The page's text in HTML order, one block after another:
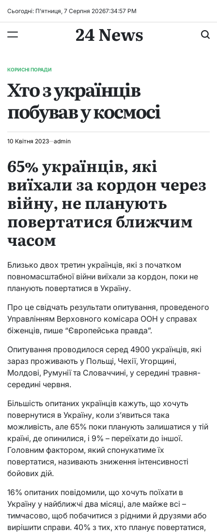
Сьогодні: П’ятниця, 7 Серпня 20267:34:58 PM
24 News
ОПУБЛІКУВАТИ
КОРИСНІ ПОРАДИ
Хто з українців
побував у космосі
10 Квітня 2023 admin
65% українців, які
виїхали за кордон через
війну, не планують
повертатися ближчим
часом
Близько двох третин українців, які з початком
повномасштабної війни виїхали за кордон, поки не
планують повертатися в Україну.
Про це свідчать результати опитування, проведеного
Управлінням Верховного комісара ООН у справах
біженців, пише “Європейська правда”.
Опитування проводилося серед 4900 українців, які
зараз проживають у Польщі, Чехії, Угорщині,
Молдові, Румунії та Словаччині, у середині травня-
середині червня.
Більшість опитаних українців кажуть, що хочуть
повернутися в Україну, коли з’явиться така
можливість, але 65% поки планують залишатися у тій
країні, де опинилися, і 9% – переїхати до іншої.
Головним фактором, який спонукатиме їх
повертатися, називають зниження інтенсивності
бойових дій.
16% опитаних повідомили, що хочуть поїхати в
Україну у найближчі два місяці, але майже всі –
тимчасово, щоб побачитися з рідними й друзями або
вирішити справи. 40% з тих, хто планує повертатися,